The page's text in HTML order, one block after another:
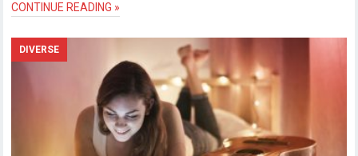
CONTINUE READING »
DIVERSE